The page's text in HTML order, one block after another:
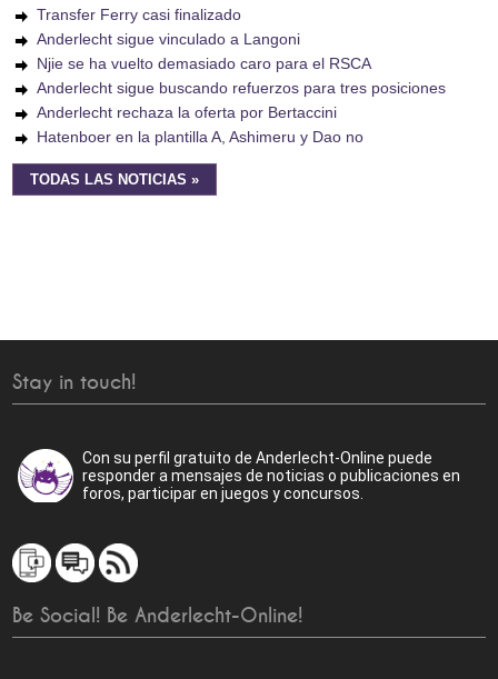
Transfer Ferry casi finalizado
Anderlecht sigue vinculado a Langoni
Njie se ha vuelto demasiado caro para el RSCA
Anderlecht sigue buscando refuerzos para tres posiciones
Anderlecht rechaza la oferta por Bertaccini
Hatenboer en la plantilla A, Ashimeru y Dao no
TODAS LAS NOTICIAS »
Stay in touch!
Con su perfil gratuito de Anderlecht-Online puede
responder a mensajes de noticias o publicaciones en
foros, participar en juegos y concursos.
Be Social! Be Anderlecht-Online!